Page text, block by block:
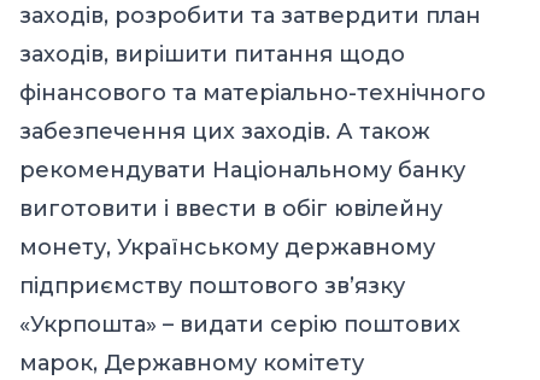
заходів, розробити та затвердити план
заходів, вирішити питання щодо
фінансового та матеріально-технічного
забезпечення цих заходів. А також
рекомендувати Національному банку
виготовити і ввести в обіг ювілейну
монету, Українському державному
підприємству поштового зв’язку
«Укрпошта» – видати серію поштових
марок, Державному комітету